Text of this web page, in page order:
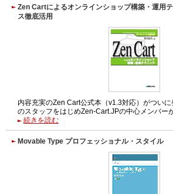
Zen Cartによるオンラインショップ構築・運用
ス徹底活用
内容充実のZen Cart公式本（v1.3対応）がつい
のスタッフをはじめZen-Cart.JPの中心メンバー
続きを読む
Movable Type プロフェッショナル・スタイル